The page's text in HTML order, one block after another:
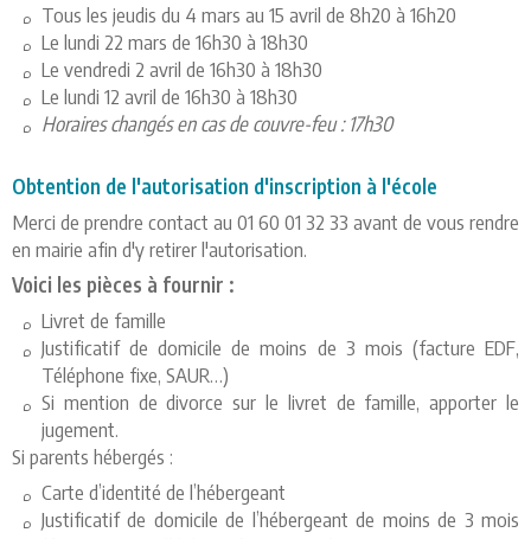
Tous les jeudis du 4 mars au 15 avril de 8h20 à 16h20
Le lundi 22 mars de 16h30 à 18h30
Le vendredi 2 avril de 16h30 à 18h30
Le lundi 12 avril de 16h30 à 18h30
Horaires changés en cas de couvre-feu : 17h30
Obtention de l'autorisation d'inscription à l'école
Merci de prendre contact au 01 60 01 32 33 avant de vous rendre
en mairie afin d'y retirer l'autorisation.
Voici les pièces à fournir :
Livret de famille
Justificatif de domicile de moins de 3 mois (facture EDF,
Téléphone fixe, SAUR…)
Si mention de divorce sur le livret de famille, apporter le
jugement.
Si parents hébergés :
Carte d’identité de l’hébergeant
Justificatif de domicile de l’hébergeant de moins de 3 mois